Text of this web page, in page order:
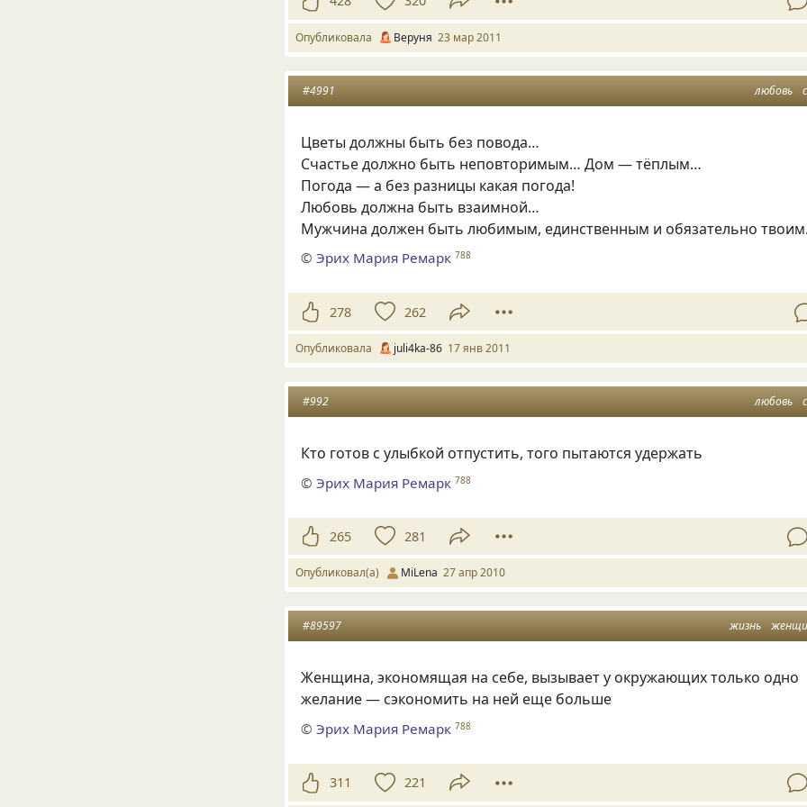
Опубликовала Веруня 23 мар 2011
любовь
#4991
Цветы должны быть без повода…
Счастье должно быть неповторимым… Дом — тёплым…
Погода — а без разницы какая погода!
Любовь должна быть взаимной…
Мужчина должен быть любимым, единственным и обязательно
©Эрих Мария Ремарк 788
278 262
Опубликовала juli4ka-86 17 янв 2011
любовь
#992
Кто готов с улыбкой отпустить, того пытаются удержать
©Эрих Мария Ремарк 788
265 281
Опубликовал(а) MiLena 27 апр 2010
жизнь
#89597
Женщина, экономящая на себе, вызывает у окружающих только одно
желание — сэкономить на ней еще больше
©Эрих Мария Ремарк 788
311 221